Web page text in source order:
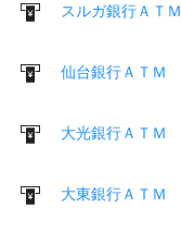
スルガ銀行ＡＴＭ
仙台銀行ＡＴＭ
大光銀行ＡＴＭ
大東銀行ＡＴＭ